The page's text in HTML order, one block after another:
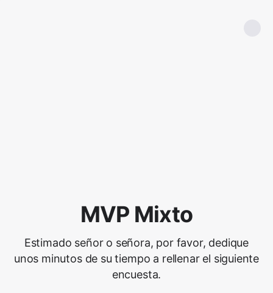
MVP Mixto
Estimado señor o señora, por favor, dedique
unos minutos de su tiempo a rellenar el siguiente
encuesta.